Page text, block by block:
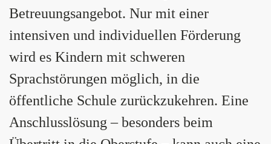
Betreuungsangebot. Nur mit einer
intensiven und individuellen Förderung
wird es Kindern mit schweren
Sprachstörungen möglich, in die
öffentliche Schule zurückzukehren. Eine
Anschlusslösung – besonders beim